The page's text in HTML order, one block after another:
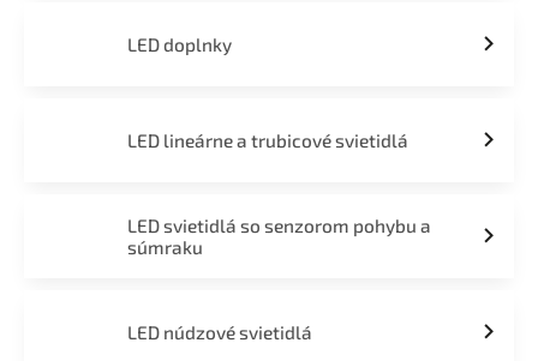
LED doplnky
LED lineárne a trubicové svietidlá
LED svietidlá so senzorom pohybu a
súmraku
LED núdzové svietidlá